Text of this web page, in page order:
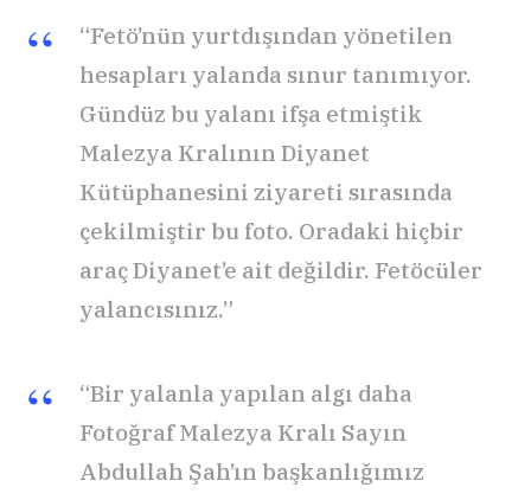
“Fetö’nün yurtdışından yönetilen
hesapları yalanda sınur tanımıyor.
Gündüz bu yalanı ifşa etmiştik
Malezya Kralının Diyanet
Kütüphanesini ziyareti sırasında
çekilmiştir bu foto. Oradaki hiçbir
araç Diyanet’e ait değildir. Fetöcüler
yalancısınız.”
“Bir yalanla yapılan algı daha
Fotoğraf Malezya Kralı Sayın
Abdullah Şah’ın başkanlığımız